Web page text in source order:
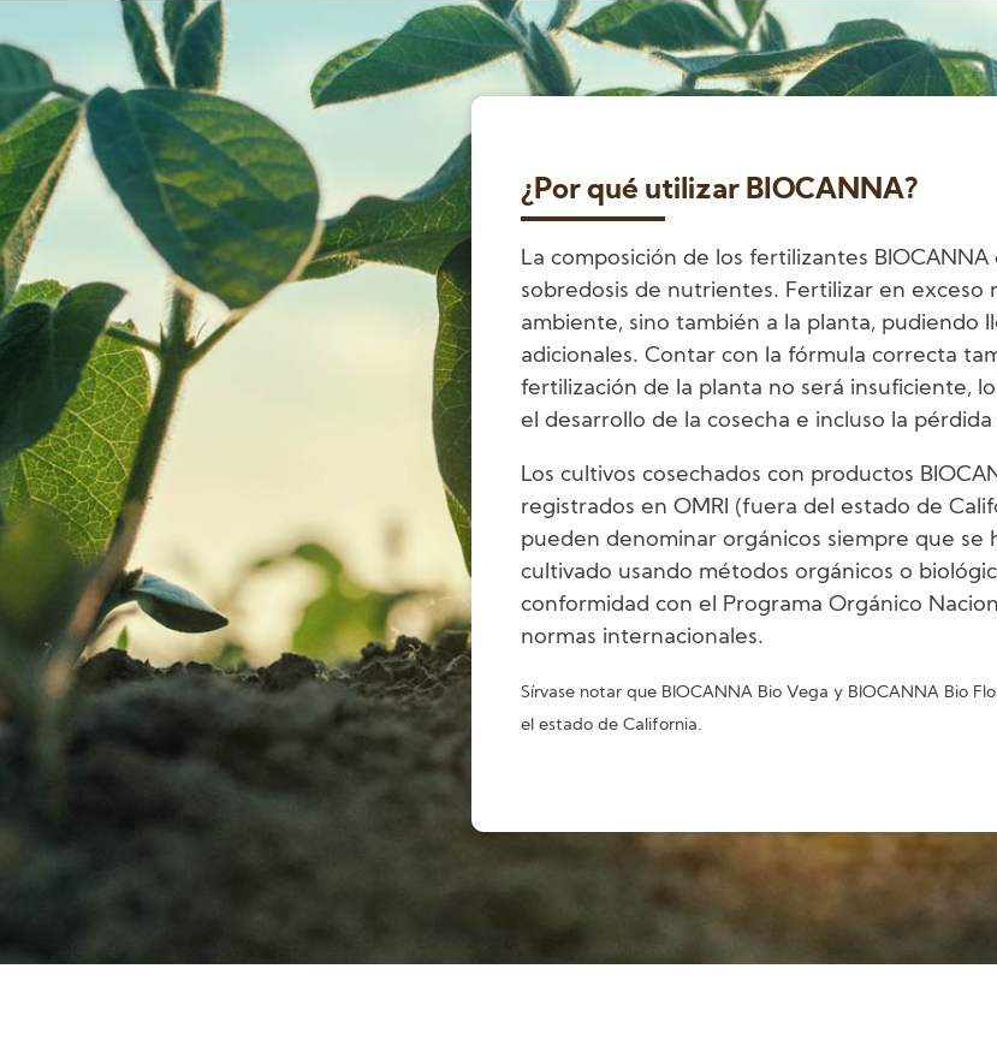
¿Por qué utilizar BIOCANNA?
La composición de los fertilizantes
sobredosis de nutrientes. Fertilizar en exceso
ambiente, sino también a la planta, pudiendo
adicionales. Contar con la fórmula correcta
fertilización de la planta no será insuficiente,
el desarrollo de la cosecha e incluso la
Los cultivos cosechados con productos
registrados en OMRI (fuera del estado de
pueden denominar orgánicos siempre que se
cultivado usando métodos orgánicos o
conformidad con el Programa Orgánico
normas internacionales.
Sírvase notar que BIOCANNA Bio Vega y BIOCANNA Bio
el estado de California.